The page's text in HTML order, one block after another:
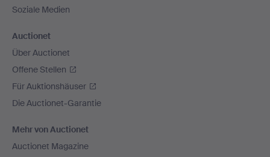
Soziale Medien
Auctionet
Über Auctionet
Offene Stellen
Für Auktionshäuser
Die Auctionet-Garantie
Mehr von Auctionet
Auctionet Magazine